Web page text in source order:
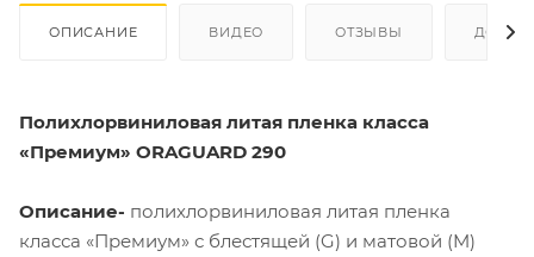
ОПИСАНИЕ ВИДЕО ОТЗЫВЫ
Полихлорвиниловая литая пленка класса
«Премиум» ORAGUARD 290
Описание- полихлорвиниловая литая пленка
класса «Премиум» с блестящей (G) и матовой (M)